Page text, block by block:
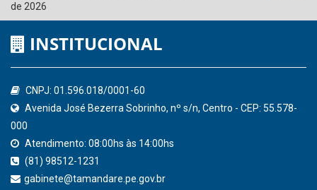
de 2026
INSTITUCIONAL
CNPJ: 01.596.018/0001-60
Avenida José Bezerra Sobrinho, nº s/n, Centro - CEP: 55.578-
000
Atendimento: 08:00hs às 14:00hs
(81) 98512-1231
gabinete@tamandare.pe.gov.br